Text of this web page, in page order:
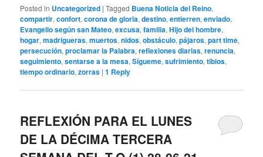
Posted in Uncategorized |Tagged Buena Noticia del Reino,
compartir,confort,corona de gloria,destino,entierren,enviado,
Evangelio según san Mateo,excusa,familia,Hijo del hombre,
hogar,madrigueras,muertos,nidos,obstáculo,pájaros,part time,
persecución,proclamar la Palabra,reflexiones diarias,renuncia,
seguimiento,sentarse a la mesa,Sígueme,sufrimiento,tibios,
tiempo ordinario,zorras |1 Reply
REFLEXIÓN PARA EL LUNES
DE LA DÉCIMA TERCERA